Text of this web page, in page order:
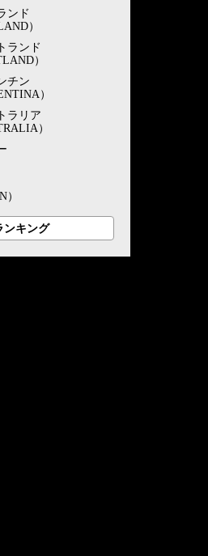
ンド
）
ランド
）
チン
）
ラリア
）
）
ンキング